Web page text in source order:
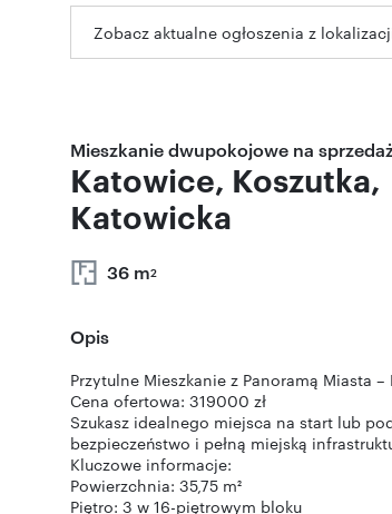
Zobacz aktualne ogłoszenia z
Mieszkanie dwupokojowe na
Katowice, Koszutka,
Katowicka
36 m2
Opis
Przytulne Mieszkanie z Panoramą Miasta
Cena ofertowa: 319000 zł
Szukasz idealnego miejsca na start lub
bezpieczeństwo i pełną miejską
Kluczowe informacje:
Powierzchnia: 35,75 m²
Piętro: 3 w 16-piętrowym bloku